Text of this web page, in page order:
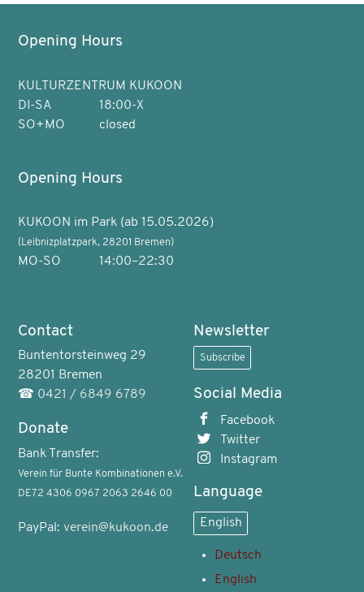
Opening Hours
KULTURZENTRUM KUKOON
DI-SA
18:00-X
SO+MO
closed
Opening Hours
KUKOON im Park (ab 15.05.2026)
(Leibnizplatzpark, 28201 Bremen)
MO-SO 14:00–22:30
Contact
Buntentorsteinweg 29
28201 Bremen
☎ 0421 / 6849 6789
Donate
Bank Transfer:
Verein für Bunte Kombinationen e.V.
DE72 4306 0967 2063 2646 00
PayPal:verein@kukoon.de
Newsletter
Subscribe
Social Media
Facebook
Twitter
Instagram
Language
English
Deutsch
English